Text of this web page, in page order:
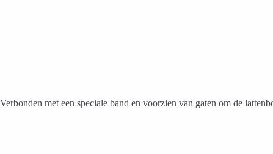
met een speciale band en voorzien van gaten om de